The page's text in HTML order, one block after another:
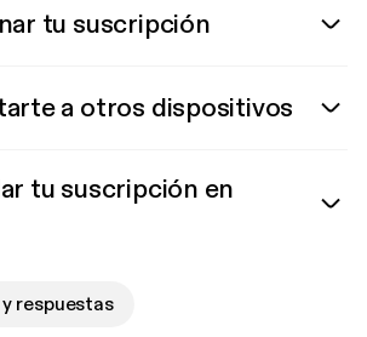
tu suscripción
a otros dispositivos
tu suscripción en
respuestas